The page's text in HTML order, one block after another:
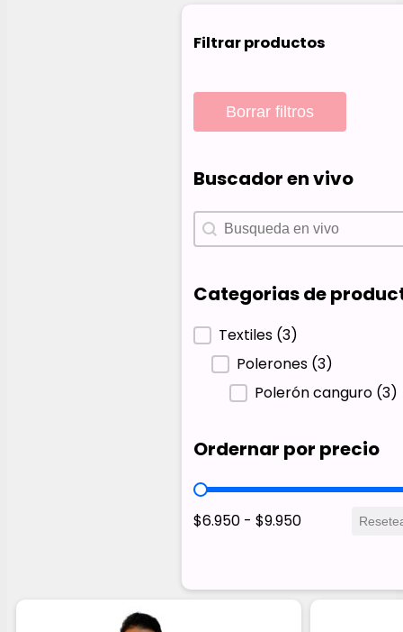
Filtrar productos
Borrar filtros
Buscador en vivo
Buscador en vivo
Buscador en vivo
Categorias de
Categorias de
Textiles (3)
Polerones (3)
Polerón canguro (3)
Ordernar por precio
Ordernar por precio
$6.950 - $9.950